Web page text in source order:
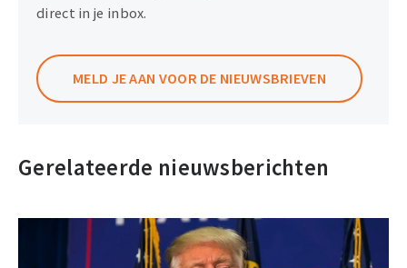
direct in je inbox.
MELD JE AAN VOOR DE NIEUWSBRIEVEN
Gerelateerde nieuwsberichten